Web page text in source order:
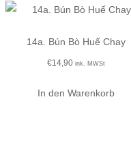
14a. Bún Bò Huế Chay
€14,90 ink. MWSt
In den Warenkorb